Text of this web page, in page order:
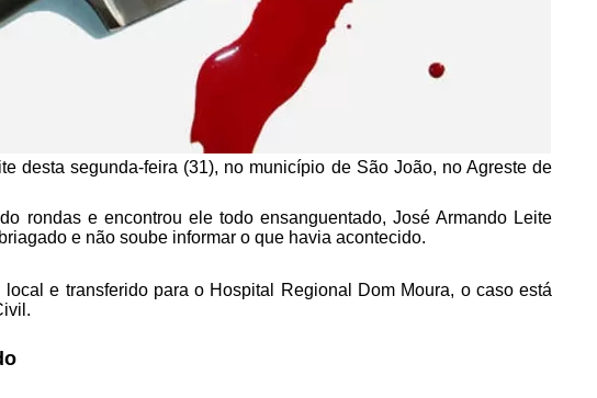
desta segunda-feira (31), no município de São João, no Agreste de
rondas e encontrou ele todo ensanguentado, José Armando Leite
e não soube informar o que havia acontecido.
e transferido para o Hospital Regional Dom Moura, o caso está